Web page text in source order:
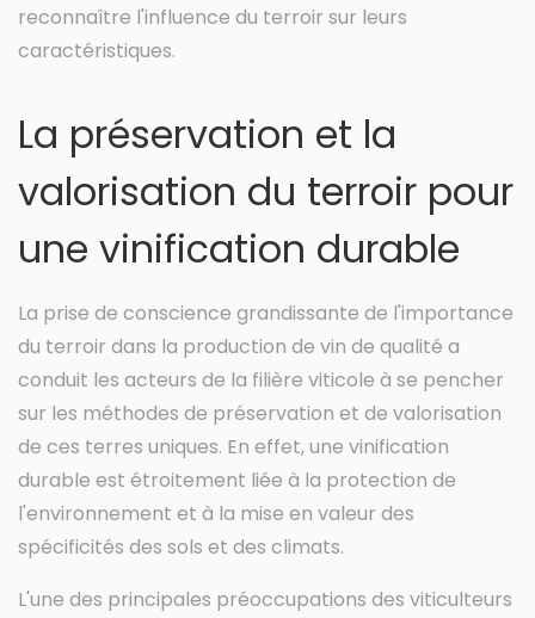
reconnaître l'influence du terroir sur leurs
caractéristiques.
La préservation et la
valorisation du terroir pour
une vinification durable
La prise de conscience grandissante de l'importance
du terroir dans la production de vin de qualité a
conduit les acteurs de la filière viticole à se pencher
sur les méthodes de préservation et de valorisation
de ces terres uniques. En effet, une vinification
durable est étroitement liée à la protection de
l'environnement et à la mise en valeur des
spécificités des sols et des climats.
L'une des principales préoccupations des viticulteurs